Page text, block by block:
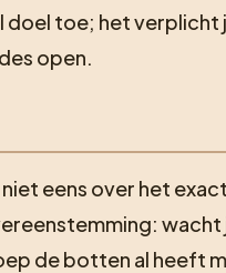
toe; het verplicht
open.
eens over het
wacht
de botten al heeft